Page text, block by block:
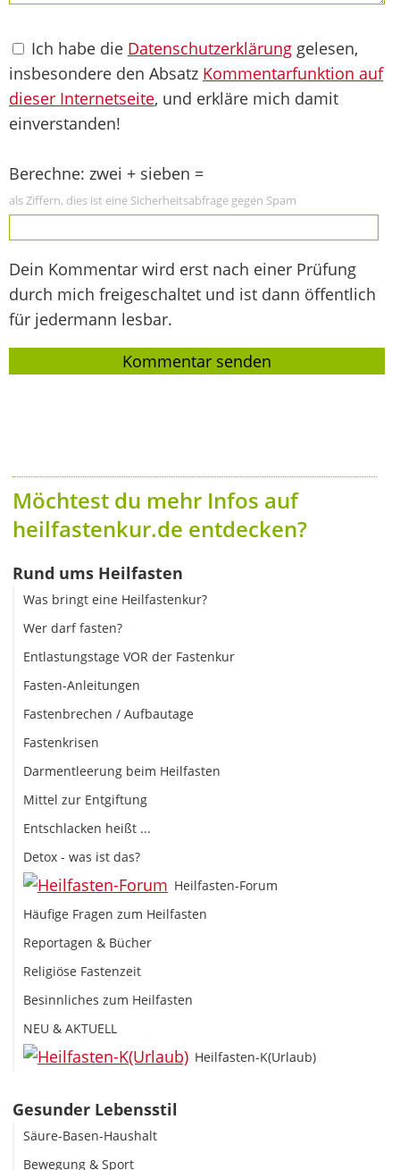
Ich habe die Datenschutzerklärung gelesen,
insbesondere den Absatz Kommentarfunktion auf
dieser Internetseite, und erkläre mich damit
einverstanden!
Berechne: zwei + sieben =
als Ziffern, dies ist eine Sicherheitsabfrage gegen Spam
Dein Kommentar wird erst nach einer Prüfung
durch mich freigeschaltet und ist dann öffentlich
für jedermann lesbar.
Möchtest du mehr Infos auf
heilfastenkur.de entdecken?
Rund ums Heilfasten
Was bringt eine Heilfastenkur?
Wer darf fasten?
Entlastungstage VOR der Fastenkur
Fasten-Anleitungen
Fastenbrechen / Aufbautage
Fastenkrisen
Darmentleerung beim Heilfasten
Mittel zur Entgiftung
Entschlacken heißt ...
Detox - was ist das?
Heilfasten-Forum
Häufige Fragen zum Heilfasten
Reportagen & Bücher
Religiöse Fastenzeit
Besinnliches zum Heilfasten
NEU & AKTUELL
Heilfasten-K(Urlaub)
Gesunder Lebensstil
Säure-Basen-Haushalt
Bewegung & Sport